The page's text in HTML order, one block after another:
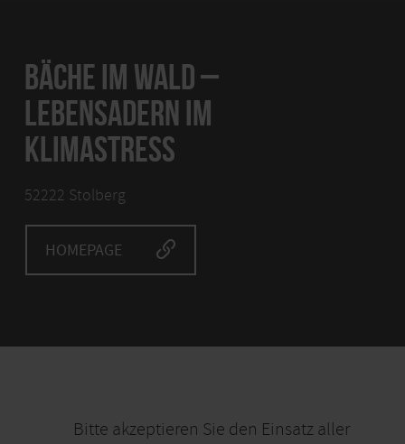
BÄCHE IM WALD –
LEBENSADERN IM
KLIMASTRESS
52222 Stolberg
HOMEPAGE
Bitte akzeptieren Sie den Einsatz aller